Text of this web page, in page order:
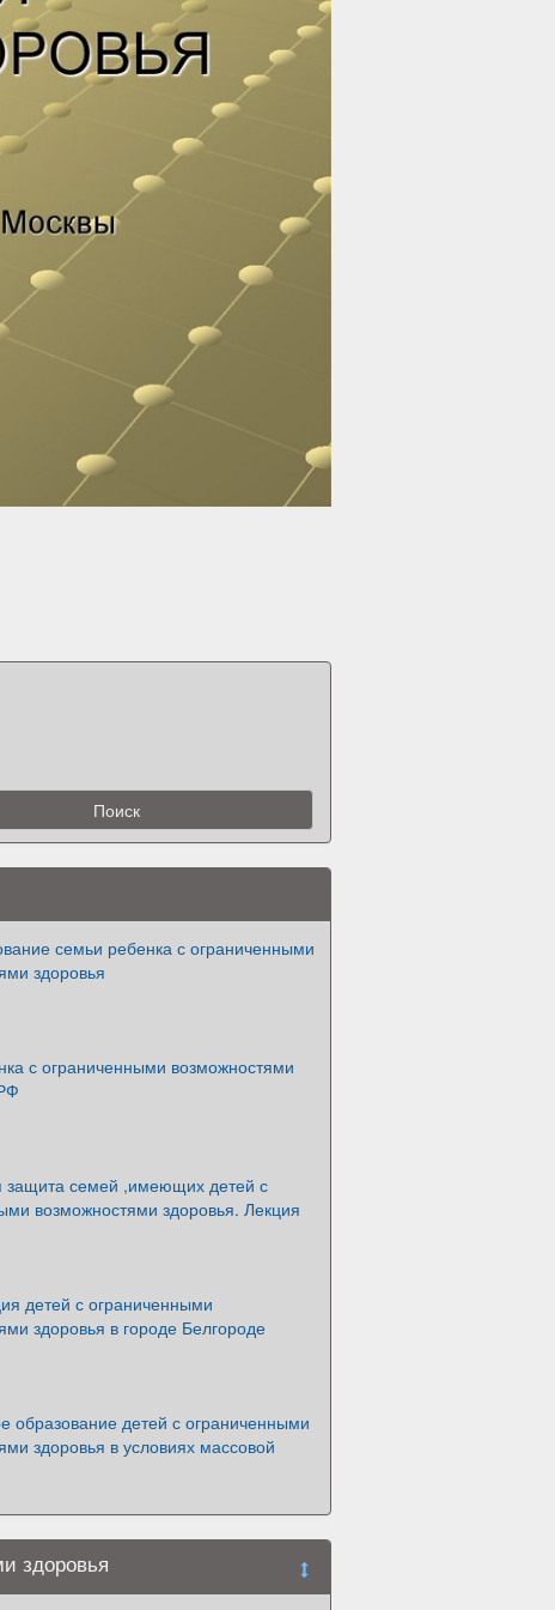
семьи ребенка с ограниченными
здоровья
с ограниченными возможностями
защита семей ,имеющих детей с
возможностями здоровья. Лекция
детей с ограниченными
здоровья в городе Белгороде
образование детей с ограниченными
здоровья в условиях массовой
здоровья